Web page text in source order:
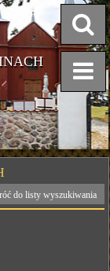
do listy wyszukiwania